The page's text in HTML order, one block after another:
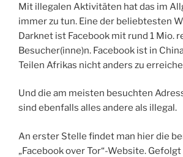
Mit illegalen Aktivitäten hat das im
immer zu tun. Eine der beliebtesten
Darknet ist Facebook mit rund 1 Mio.
Besucher(inne)n. Facebook ist in
Teilen Afrikas nicht anders zu
Und die am meisten besuchten
sind ebenfalls alles andere als illegal.
An erster Stelle findet man hier die
„Facebook over Tor“-Website.